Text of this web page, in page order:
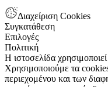
Διαχείριση Cookies
Συγκατάθεση
Επιλογές
Πολιτική
Η ιστοσελίδα
Χρησιμοποιούμε τα
περιεχομένου και των